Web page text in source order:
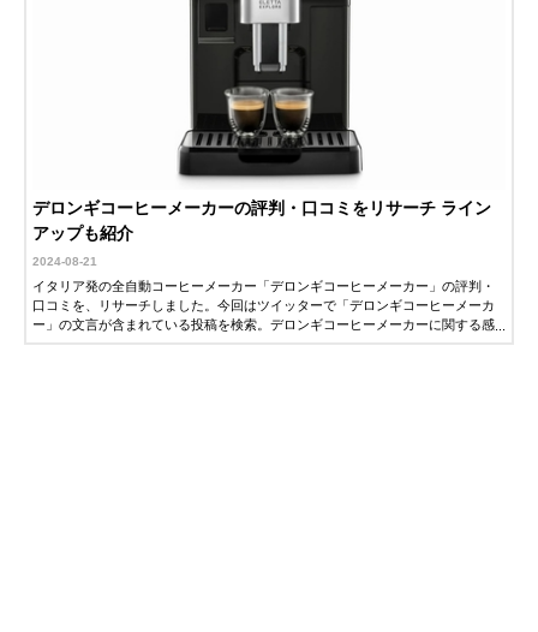
デロンギコーヒーメーカーの評判・口コミをリサーチ ライン
アップも紹介
2024-08-21
イタリア発の全自動コーヒーメーカー「デロンギコーヒーメーカー」の評判・
口コミを、リサーチしました。今回はツイッターで「デロンギコーヒーメーカ
ー」の文言が含まれている投稿を検索。デロンギコーヒーメーカーに関する感